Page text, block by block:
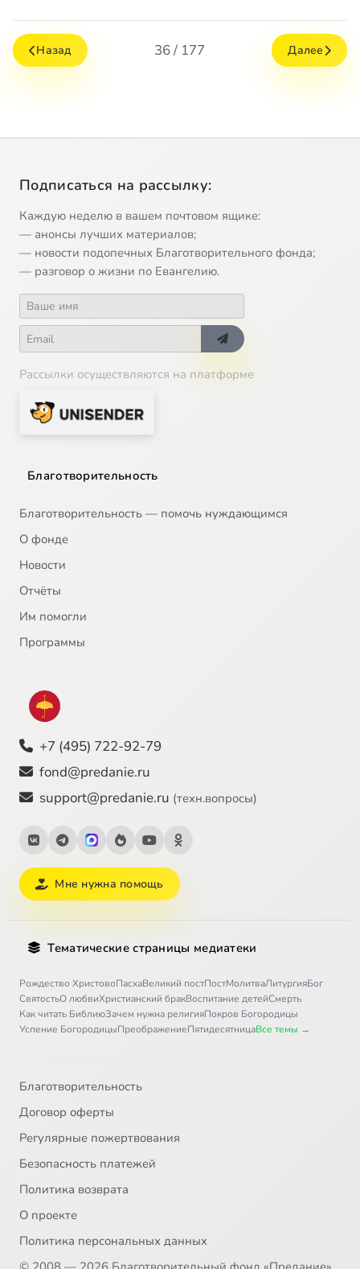
Назад 36 / 177 Далее
Подписаться на рассылку:
Каждую неделю в вашем почтовом ящике:
— анонсы лучших материалов;
— новости подопечных Благотворительного фонда;
— разговор о жизни по Евангелию.
Рассылки осуществляются на платформе
Благотворительность
Благотворительность — помочь нуждающимся
О фонде
Новости
Отчёты
Им помогли
Программы
+7 (495) 722-92-79
fond@predanie.ru
support@predanie.ru (техн.вопросы)
Мне нужна помощь
Тематические страницы медиатеки
Рождество ХристовоПасхаВеликий постПостМолитваЛитургияБог
СвятостьО любвиХристианский бракВоспитание детейСмерть
Как читать БиблиюЗачем нужна религияПокров Богородицы
Успение БогородицыПреображениеПятидесятницаВсе темы →
Благотворительность
Договор оферты
Регулярные пожертвования
Безопасность платежей
Политика возврата
О проекте
Политика персональных данных